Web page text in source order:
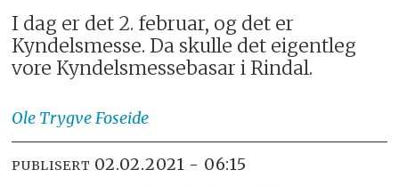
I dag er det 2. februar, og det er
Kyndelsmesse. Da skulle det eigentleg
vore Kyndelsmessebasar i Rindal.
Ole TrygveFoseide
PUBLISERT 02.02.2021 - 06:15